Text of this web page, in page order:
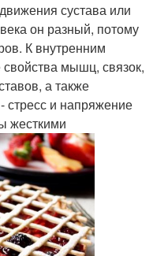
сустава или
он разный, потому
К внутренним
мышц, связок,
а также
стресс и напряжение
жесткими